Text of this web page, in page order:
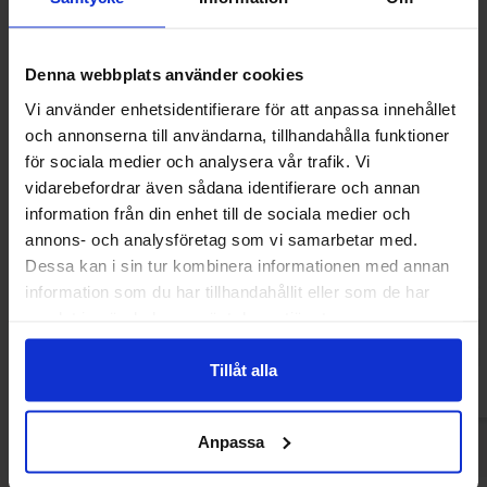
Denna webbplats använder cookies
Vi använder enhetsidentifierare för att anpassa innehållet
och annonserna till användarna, tillhandahålla funktioner
för sociala medier och analysera vår trafik. Vi
vidarebefordrar även sådana identifierare och annan
information från din enhet till de sociala medier och
annons- och analysföretag som vi samarbetar med.
Dessa kan i sin tur kombinera informationen med annan
information som du har tillhandahållit eller som de har
Tillåt alla
Anpassa
Fazer Kina Snacks Gul 150g
36.90 kr
Køb
Twix Kingsize
Køb